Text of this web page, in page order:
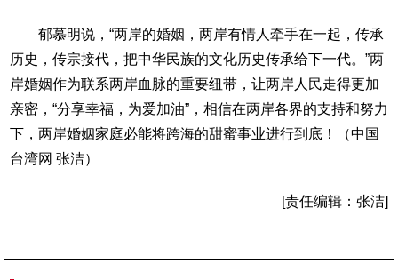
郁慕明说，“两岸的婚姻，两岸有情人牵手在一起，传承
历史，传宗接代，把中华民族的文化历史传承给下一代。”两
岸婚姻作为联系两岸血脉的重要纽带，让两岸人民走得更加
亲密，“分享幸福，为爱加油”，相信在两岸各界的支持和努力
下，两岸婚姻家庭必能将跨海的甜蜜事业进行到底！（中国
台湾网 张洁）
[责任编辑：张洁]